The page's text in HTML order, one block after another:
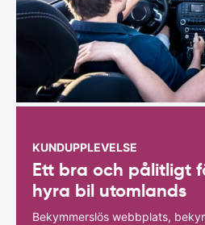
KUNDUPPLEVELSE
Ett bra och pålitligt
hyra bil utomlands
Bekymmerslös webbplats,